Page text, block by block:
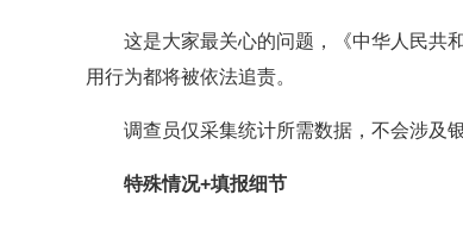
这是大家最关心的问题，《中华人民共
用行为都将被依法追责。
调查员仅采集统计所需数据，不会涉及
特殊情况+填报细节